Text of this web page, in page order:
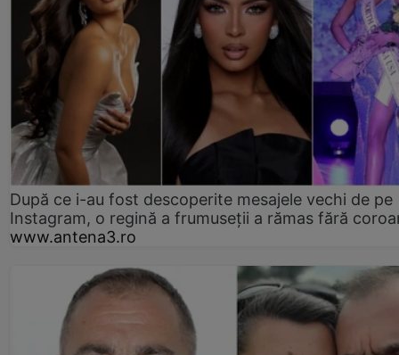
După ce i-au fost descoperite mesajele vechi de pe
Instagram, o regină a frumuseții a rămas fără
www.antena3.ro